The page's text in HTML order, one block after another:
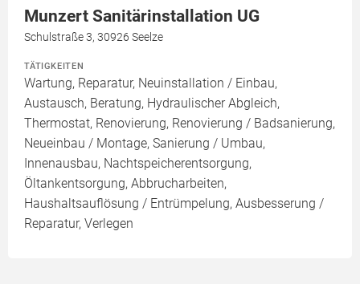
Munzert Sanitärinstallation UG
Schulstraße 3, 30926 Seelze
TÄTIGKEITEN
Wartung, Reparatur, Neuinstallation / Einbau,
Austausch, Beratung, Hydraulischer Abgleich,
Thermostat, Renovierung, Renovierung / Badsanierung,
Neueinbau / Montage, Sanierung / Umbau,
Innenausbau, Nachtspeicherentsorgung,
Öltankentsorgung, Abbrucharbeiten,
Haushaltsauflösung / Entrümpelung, Ausbesserung /
Reparatur, Verlegen